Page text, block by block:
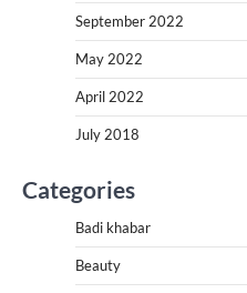
September 2022
May 2022
April 2022
July 2018
Categories
Badi khabar
Beauty